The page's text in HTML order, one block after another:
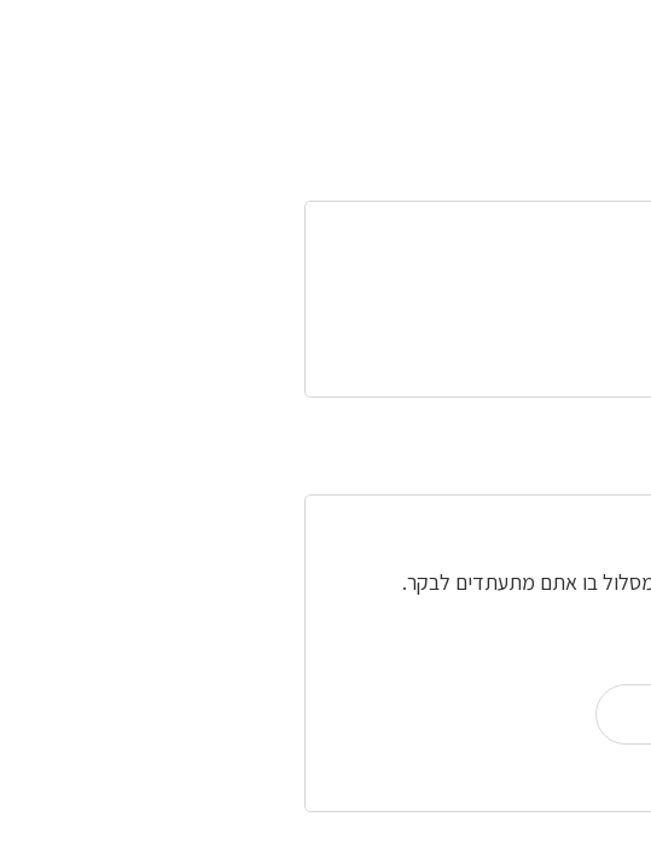
בו אתם מתעתדים לבקר.